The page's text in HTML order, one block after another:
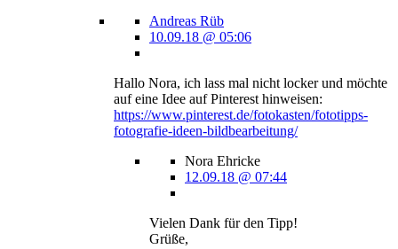
Andreas Rüb
10.09.18 @ 05:06
Hallo Nora, ich lass mal nicht locker und möchte
auf eine Idee auf Pinterest hinweisen:
https://www.pinterest.de/fotokasten/fototipps-
fotografie-ideen-bildbearbeitung/
Nora Ehricke
12.09.18 @ 07:44
Vielen Dank für den Tipp!
Grüße,